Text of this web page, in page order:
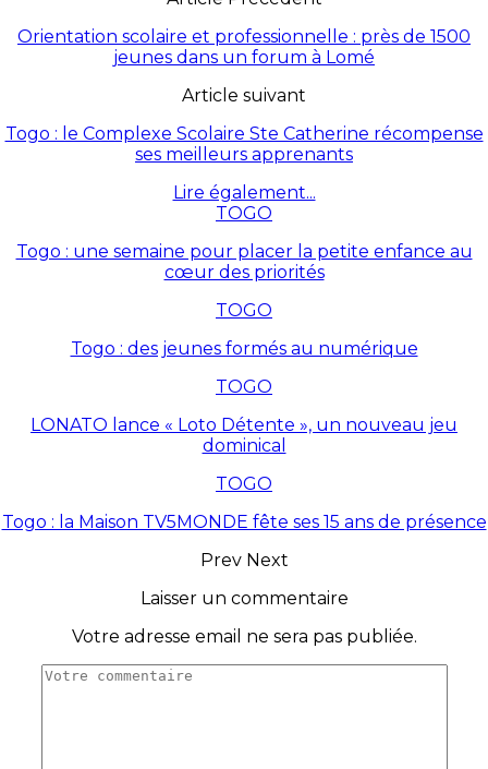
Orientation scolaire et professionnelle : près de 1500
jeunes dans un forum à Lomé
Article suivant
Togo : le Complexe Scolaire Ste Catherine récompense
ses meilleurs apprenants
Lire également...
TOGO
Togo : une semaine pour placer la petite enfance au
cœur des priorités
TOGO
Togo : des jeunes formés au numérique
TOGO
LONATO lance « Loto Détente », un nouveau jeu
dominical
TOGO
Togo : la Maison TV5MONDE fête ses 15 ans de présence
Prev Next
Laisser un commentaire
Votre adresse email ne sera pas publiée.